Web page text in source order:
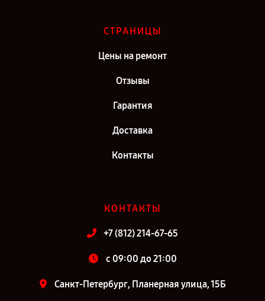
СТРАНИЦЫ
Цены на ремонт
Отзывы
Гарантия
Доставка
Контакты
КОНТАКТЫ
+7 (812) 214-67-65
c 09:00 до 21:00
Санкт-Петербург, Планерная улица, 15Б